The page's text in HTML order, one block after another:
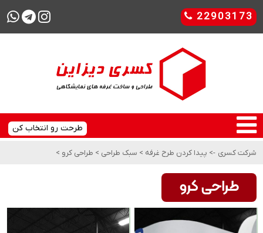
22903173
طرحت رو انتخاب کن
شرکت کسری -> پیدا کردن طرح غرفه > سبک طراحی > طراحی کرو >
طراحی کرو